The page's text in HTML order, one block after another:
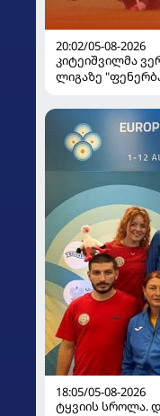
20:02/05-08-2026
კიტეიშვილმა
ლიგაზე
18:05/05-08-2026
ტყვიის სროლა.